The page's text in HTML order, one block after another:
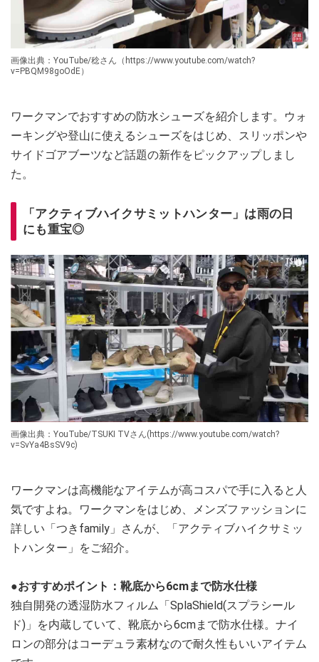
画像出典：YouTube/稔さん（https://www.youtube.com/watch?
v=PBQM98goOdE）
ワークマンでおすすめの防水シューズを紹介します。ウォ
ーキングや登山に使えるシューズをはじめ、スリッポンや
サイドゴアブーツなど話題の新作をピックアップしまし
た。
「アクティブハイクサミットハンター」は雨の日
にも重宝◎
画像出典：YouTube/TSUKI TVさん(https://www.youtube.com/watch?
v=SvYa4BsSV9c)
ワークマンは高機能なアイテムが高コスパで手に入ると人
気ですよね。ワークマンをはじめ、メンズファッションに
詳しい「つきfamily」さんが、「アクティブハイクサミッ
トハンター」をご紹介。
●おすすめポイント：靴底から6cmまで防水仕様
独自開発の透湿防水フィルム「SplaShield(スプラシール
ド)」を内蔵していて、靴底から6cmまで防水仕様。ナイ
ロンの部分はコーデュラ素材なので耐久性もいいアイテム